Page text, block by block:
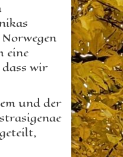
eine
wir
und der